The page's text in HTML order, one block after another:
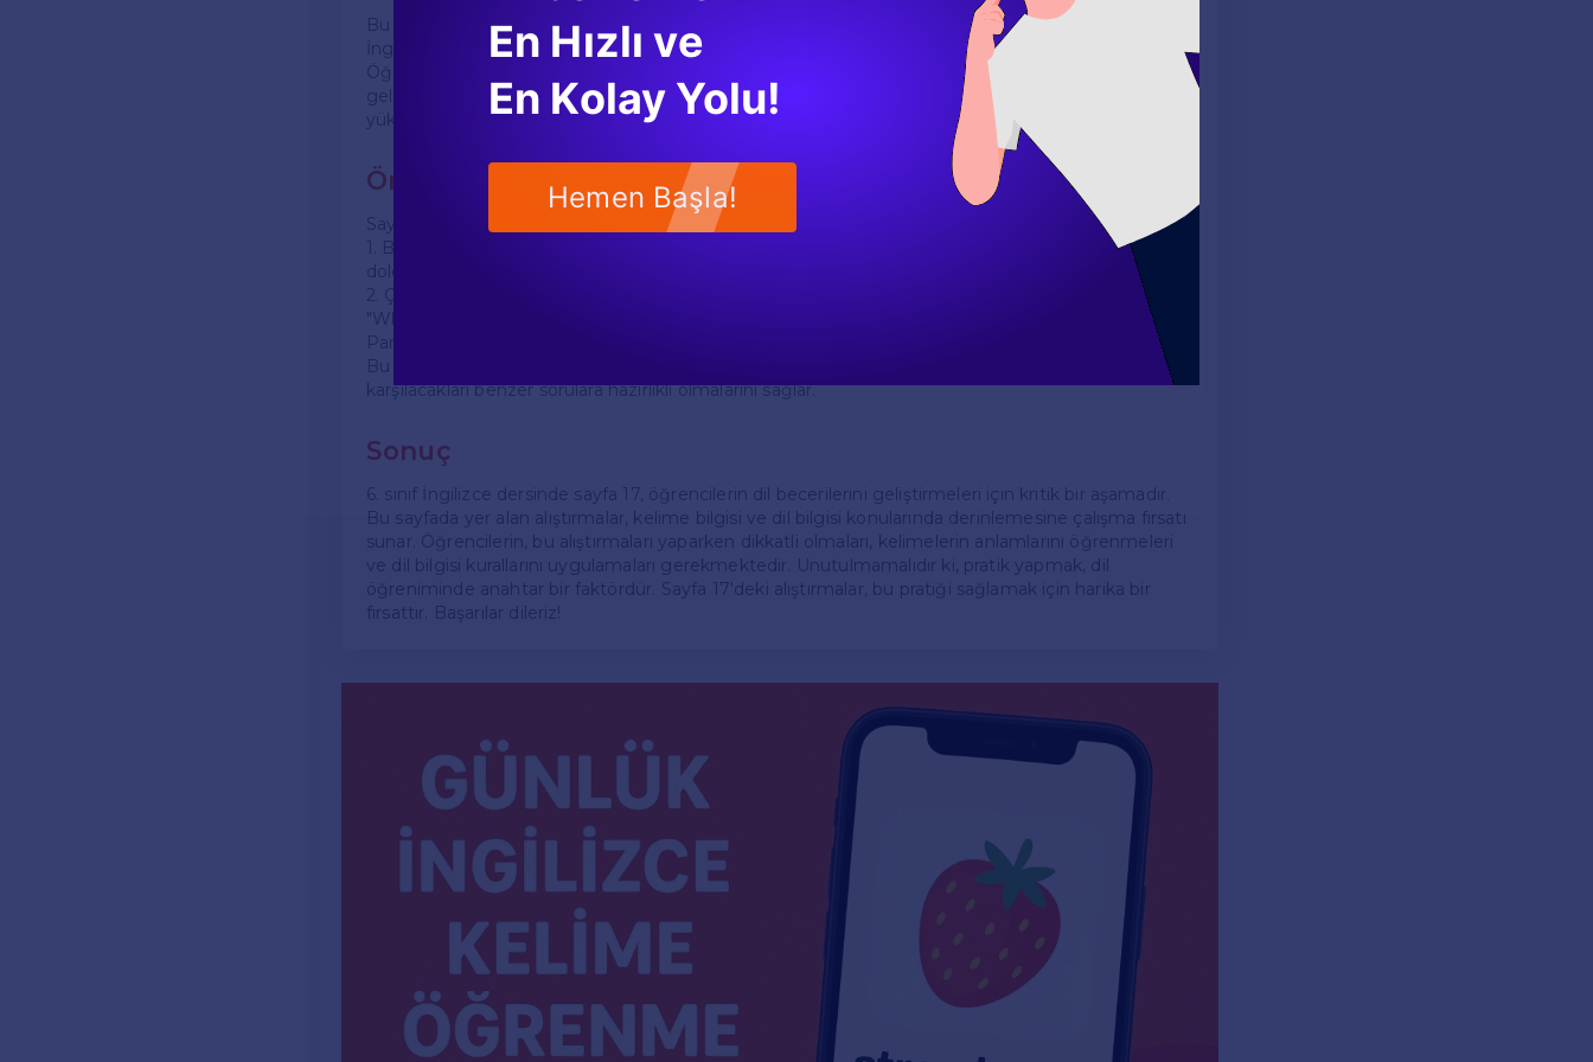
Bu sayfadaki alıştırmaların tamamı, öğrencilerin pratik yapmalarını teşvik etmek için tasarlanmıştır.
İngilizce öğrenirken, düzenli pratik yapmak dil becerilerini geliştirmenin en etkili yoludur.
Öğrenciler, sayfa 17'deki alıştırmaları yaparak sadece yazılı değil, aynı zamanda sözlü becerilerini de
geliştirebilirler. Örneğin, boşluk doldurma alıştırmalarını tamamladıktan sonra, aynı cümleleri
yüksek sesle okumak, telaffuzlarını geliştirmelerine yardımcı olur.
Örnek Cevaplar
Sayfa 17'deki alıştırmalar için bazı örnek cevaplar verelim:
1. Boşluk doldurma bölümünde, öğrencilerin verilen cümlelerdeki boşlukları doğru kelimelerle
doldurmaları istenir. Örneğin: "She ___ (go) to school every day." Cevap: "goes".
2. Çoktan seçmeli sorularda ise, öğrencilerin doğru seçeneği bulmaları gerekmektedir. Örneğin:
"What is the capital of France?" Seçenekler arasında "a) Berlin b) Paris c) Madrid" doğru cevap: "b)
Paris".
Bu tür örnekler, öğrencilerin hem anlamalarını pekiştirir hem de sınavlarda veya derslerde
karşılacakları benzer sorulara hazırlıklı olmalarını sağlar.
Sonuç
6. sınıf İngilizce dersinde sayfa 17, öğrencilerin dil becerilerini geliştirmeleri için kritik bir aşamadır.
Bu sayfada yer alan alıştırmalar, kelime bilgisi ve dil bilgisi konularında derinlemesine çalışma fırsatı
sunar. Öğrencilerin, bu alıştırmaları yaparken dikkatli olmaları, kelimelerin anlamlarını öğrenmeleri
ve dil bilgisi kurallarını uygulamaları gerekmektedir. Unutulmamalıdır ki, pratik yapmak, dil
öğreniminde anahtar bir faktördür. Sayfa 17'deki alıştırmalar, bu pratiği sağlamak için harika bir
fırsattır. Başarılar dileriz!
En Hızlı ve
En Kolay Yolu!
Hemen Başla!